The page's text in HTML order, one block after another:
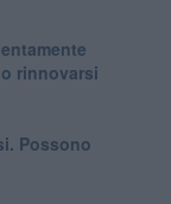
rinnovarsi
Possono